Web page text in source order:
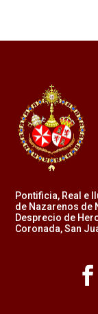
Pontificia, Real e
de Nazarenos de
Desprecio de
Coronada, San